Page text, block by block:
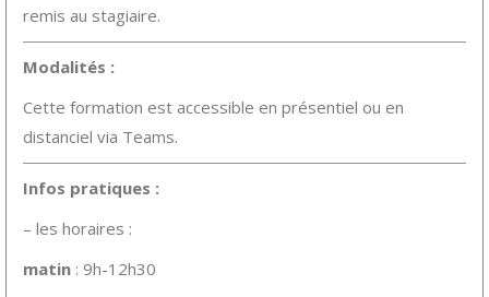
remis au stagiaire.
Modalités :
Cette formation est accessible en présentiel ou en
distanciel via Teams.
Infos pratiques :
– les horaires :
matin : 9h-12h30